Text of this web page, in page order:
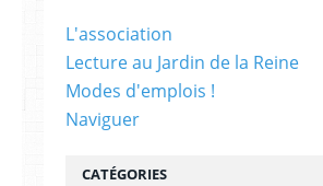
L'association
Lecture au Jardin de la Reine
Modes d'emplois !
Naviguer
CATÉGORIES